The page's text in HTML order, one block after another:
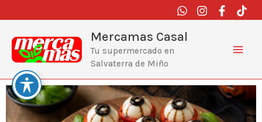
al
contenido
Mercamas Casal
Tu supermercado en
Salvaterra de Miño